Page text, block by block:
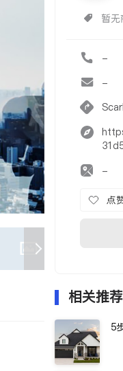
暂
-
-
-
点
相关推荐
5